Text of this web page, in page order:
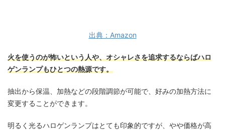
出典：Amazon
火を使うのが怖いという人や、オシャレさを追求するならばハロ
ゲンランプもひとつの熱源です。
抽出から保温、加熱などの段階調節が可能で、好みの加熱方法に
変更することができます。
明るく光るハロゲンランプはとても印象的ですが、やや価格が高